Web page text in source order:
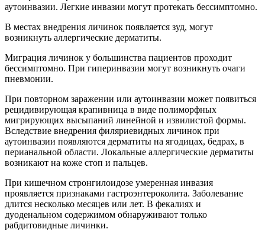
аутоинвазии. Легкие инвазии могут протекать бессимптомно.
В местах внедрения личинок появляется зуд, могут
возникнуть аллергические дерматиты.
Миграция личинок у большинства пациентов проходит
бессимптомно. При гиперинвазии могут возникнуть очаги
пневмонии.
При повторном заражении или аутоинвазии может появиться
рецидивирующая крапивница в виде полиморфных
мигрирующих высыпаний линейной и извилистой формы.
Вследствие внедрения филяриевидных личинок при
аутоинвазии появляются дерматиты на ягодицах, бедрах, в
перианальной области. Локальные аллергические дерматиты
возникают на коже стоп и пальцев.
При кишечном стронгилоидозе умеренная инвазия
проявляется признаками гастроэнтероколита. Заболевание
длится несколько месяцев или лет. В фекалиях и
дуоденальном содержимом обнаруживают только
рабдитовидные личинки.